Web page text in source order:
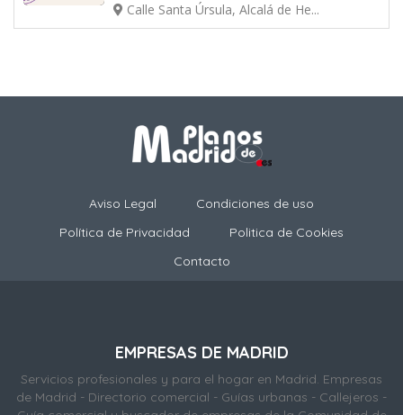
Calle Santa Úrsula, Alcalá de He...
Aviso Legal
Condiciones de uso
Política de Privacidad
Politica de Cookies
Contacto
EMPRESAS DE MADRID
Servicios profesionales y para el hogar en Madrid. Empresas
de Madrid - Directorio comercial - Guías urbanas - Callejeros -